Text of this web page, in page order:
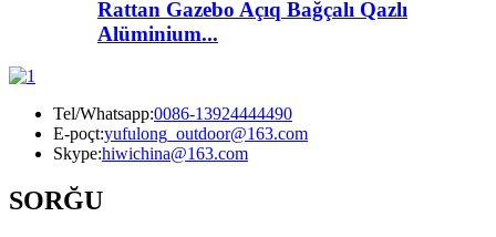
Rattan Gazebo Açıq Bağçalı Qazlı
Alüminium...
Tel/Whatsapp:0086-13924444490
E-poçt:yufulong_outdoor@163.com
Skype:hiwichina@163.com
SORĞU